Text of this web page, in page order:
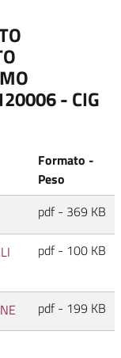
- CIG
Formato -
Peso
pdf - 369 KB
pdf - 100 KB
pdf - 199 KB